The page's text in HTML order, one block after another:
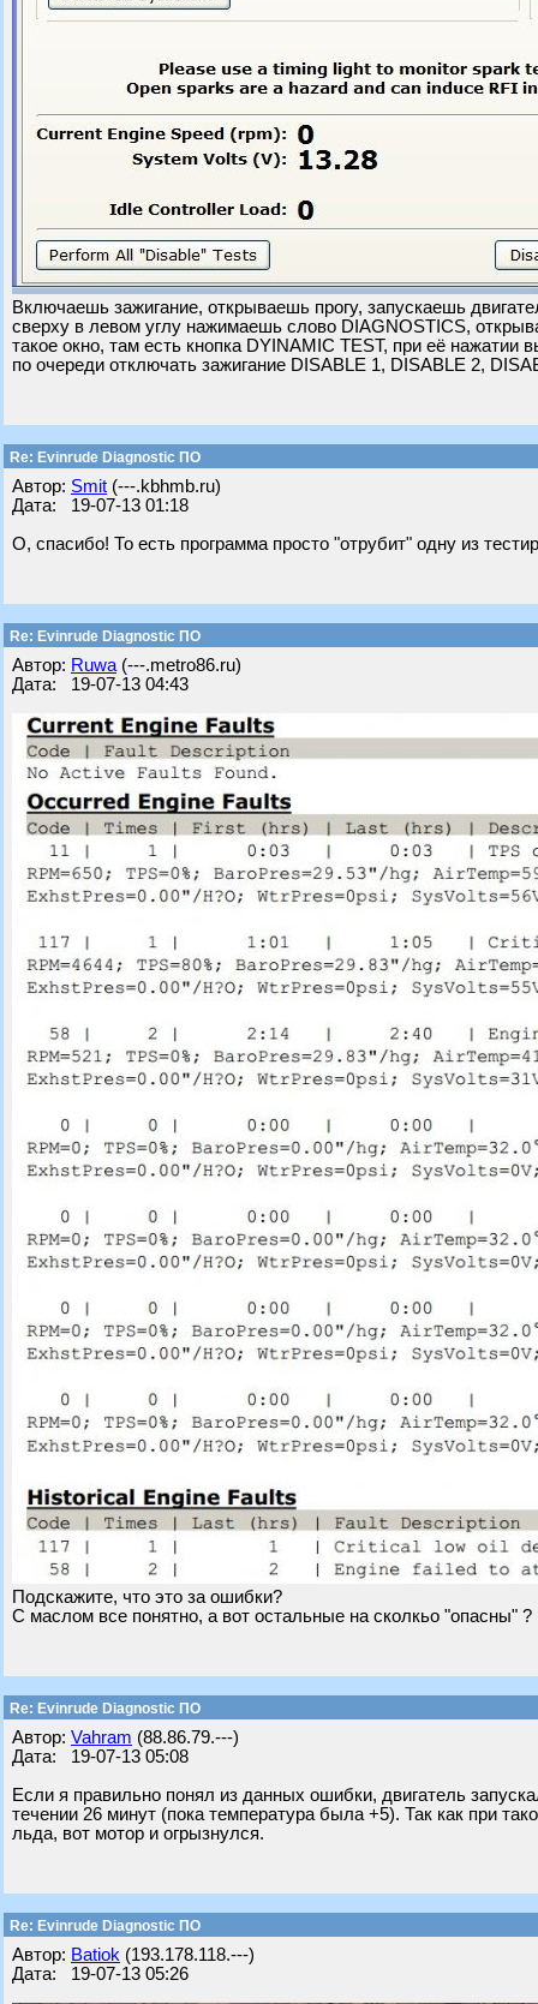
Включаешь зажигание, открываешь прогу, запускаешь
сверху в левом углу нажимаешь слово DIAGNOSTICS,
такое окно, там есть кнопка DYINAMIC TEST, при её
по очереди отключать зажигание DISABLE 1, DISABLE 2,
Re: Evinrude Diagnostic ПО
Автор: Smit (---.kbhmb.ru)
Дата: 19-07-13 01:18
О, спасибо! То есть программа просто "отрубит" одну из
Re: Evinrude Diagnostic ПО
Автор: Ruwa (---.metro86.ru)
Дата: 19-07-13 04:43
Подскажите, что это за ошибки?
С маслом все понятно, а вот остальные на сколкьо "опасны" ?
Re: Evinrude Diagnostic ПО
Автор: Vahram (88.86.79.---)
Дата: 19-07-13 05:08
Если я правильно понял из данных ошибки, двигатель
течении 26 минут (пока температура была +5). Так как при
льда, вот мотор и огрызнулся.
Re: Evinrude Diagnostic ПО
Автор: Batiok (193.178.118.---)
Дата: 19-07-13 05:26